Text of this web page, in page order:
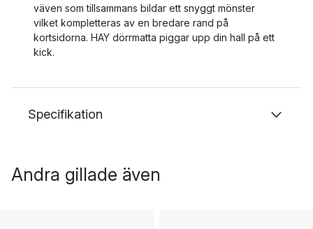
väven som tillsammans bildar ett snyggt mönster
vilket kompletteras av en bredare rand på
kortsidorna. HAY dörrmatta piggar upp din hall på ett
kick.
Specifikation
Andra gillade även